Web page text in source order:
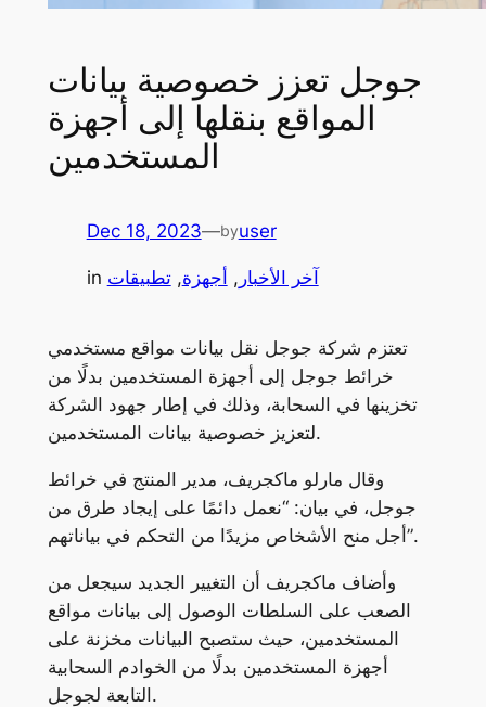
جوجل تعزز خصوصية بيانات
المواقع بنقلها إلى أجهزة
المستخدمين
Dec 18, 2023—byuser
in آخر الأخبار , أجهزة, تطبيقات
تعتزم شركة جوجل نقل بيانات مواقع مستخدمي
خرائط جوجل إلى أجهزة المستخدمين بدلًا من
تخزينها في السحابة، وذلك في إطار جهود الشركة
لتعزيز خصوصية بيانات المستخدمين.
وقال مارلو ماكجريف، مدير المنتج في خرائط
جوجل، في بيان: “نعمل دائمًا على إيجاد طرق من
أجل منح الأشخاص مزيدًا من التحكم في بياناتهم”.
وأضاف ماكجريف أن التغيير الجديد سيجعل من
الصعب على السلطات الوصول إلى بيانات مواقع
المستخدمين، حيث ستصبح البيانات مخزنة على
أجهزة المستخدمين بدلًا من الخوادم السحابية
التابعة لجوجل.